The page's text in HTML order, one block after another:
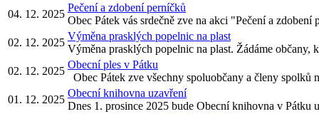
04. 12. 2025
Pečení a zdobení perníčků
Obec Pátek vás srdečně zve na akci "Pečení a zdobení
02. 12. 2025
Výměna prasklých popelnic na plast
Výměna prasklých popelnic na plast. Žádáme občany,
02. 12. 2025
Obecní ples v Pátku
Obec Pátek zve všechny spoluobčany a členy spolků
01. 12. 2025
Obecní knihovna uzavření
Dnes 1. prosince 2025 bude Obecní knihovna v Pátku